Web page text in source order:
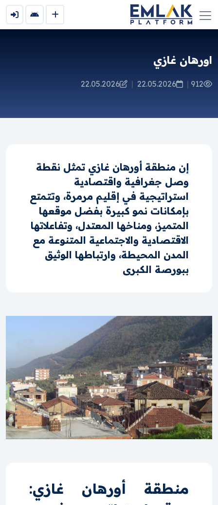
اورهان غازي
912
|
22.05.2026
|
22.05.2026
إن منطقة أورهان غازي تمثل نقطة
وصل جغرافية واقتصادية
استراتيجية في إقليم مرمرة، وتتمتع
بإمكانات نمو كبيرة بفضل موقعها
المتميز، ومناخها المعتدل، وتفاعلاتها
الاقتصادية والاجتماعية المتنوعة مع
المدن المحيطة، وارتباطها الوثيق
ببورصة الكبرى
منطقة أورهان غازي: